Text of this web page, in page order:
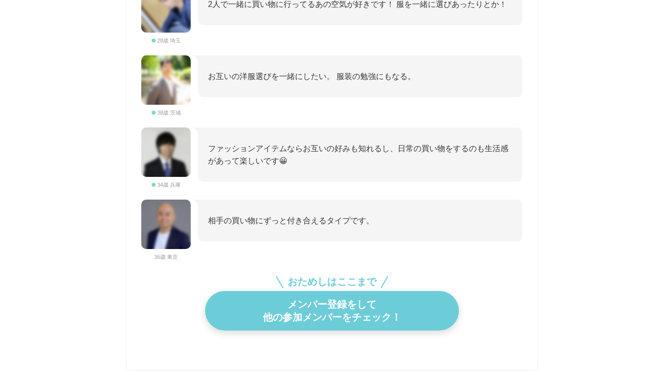
28歳 埼玉
2人で一緒に買い物に行ってるあの空気が好きです！ 服を一緒に選びあったりとか！
38歳 茨城
お互いの洋服選びを一緒にしたい。 服装の勉強にもなる。
34歳 兵庫
ファッションアイテムならお互いの好みも知れるし、日常の買い物をするのも生活感
があって楽しいです😀
36歳 東京
相手の買い物にずっと付き合えるタイプです。
おためしはここまで
メンバー登録をして
他の参加メンバーをチェック！